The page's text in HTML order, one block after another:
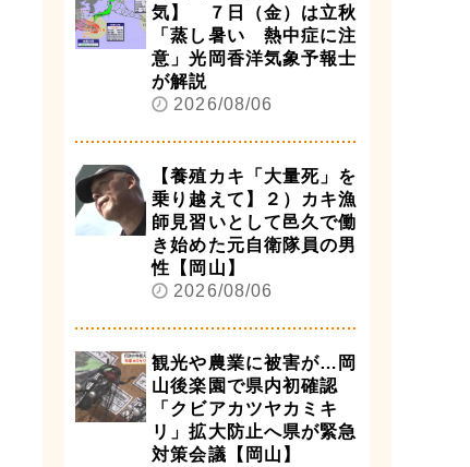
気】 ７日（金）は立秋
「蒸し暑い 熱中症に注
意」光岡香洋気象予報士
が解説
2026/08/06
【養殖カキ「大量死」を
乗り越えて】２）カキ漁
師見習いとして邑久で働
き始めた元自衛隊員の男
性【岡山】
2026/08/06
観光や農業に被害が…岡
山後楽園で県内初確認
「クビアカツヤカミキ
リ」拡大防止へ県が緊急
対策会議【岡山】